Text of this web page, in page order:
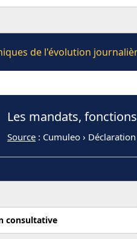
de l'évolution
Les mandats,
Source : Cumuleo ›
consultative